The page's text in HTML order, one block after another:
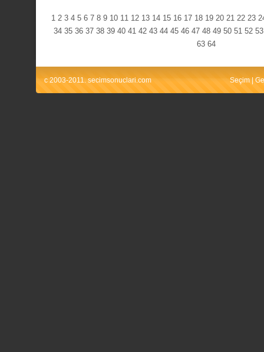
1 2 3 4 5 6 7 8 9 10 11 12 13 14 15 16 17 18 19 20 21 22 23
34 35 36 37 38 39 40 41 42 43 44 45 46 47 48 49 50 51 52 53
63 64
c 2003-2011. secimsonuclari.com Seçim |